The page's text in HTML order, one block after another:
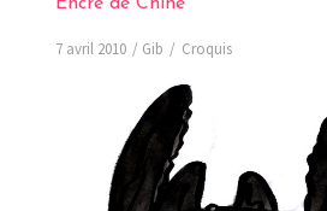
7 avril 2010 Gib Croquis